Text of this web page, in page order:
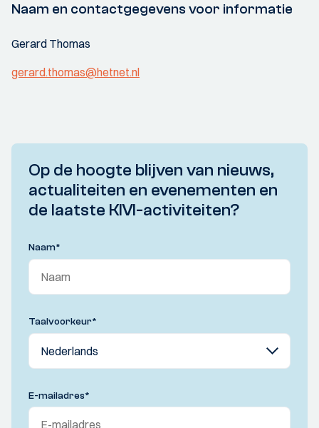
Naam en contactgegevens voor informatie
Gerard Thomas
gerard.thomas@hetnet.nl
Op de hoogte blijven van nieuws,
actualiteiten en evenementen en
de laatste KIVI-activiteiten?
Naam*
Taalvoorkeur*
E-mailadres*